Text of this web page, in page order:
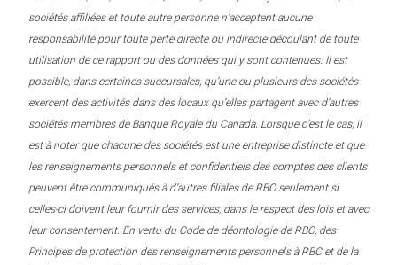
sociétés affiliées et toute autre personne n’acceptent aucune
responsabilité pour toute perte directe ou indirecte découlant de toute
utilisation de ce rapport ou des données qui y sont contenues. Il est
possible, dans certaines succursales, qu’une ou plusieurs des sociétés
exercent des activités dans des locaux qu’elles partagent avec d’autres
sociétés membres de Banque Royale du Canada. Lorsque c’est le cas, il
est à noter que chacune des sociétés est une entreprise distincte et que
les renseignements personnels et confidentiels des comptes des clients
peuvent être communiqués à d’autres filiales de RBC seulement si
celles-ci doivent leur fournir des services, dans le respect des lois et avec
leur consentement. En vertu du Code de déontologie de RBC, des
Principes de protection des renseignements personnels à RBC et de la